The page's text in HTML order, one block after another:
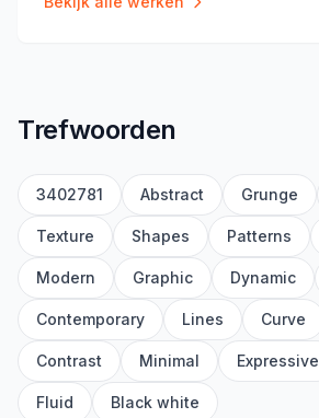
Trefwoorden
3402781 Abstract Grunge
Texture Shapes Patterns
Modern Graphic Dynamic
Contemporary Lines Curve
Contrast Minimal Expressive
Fluid Black white